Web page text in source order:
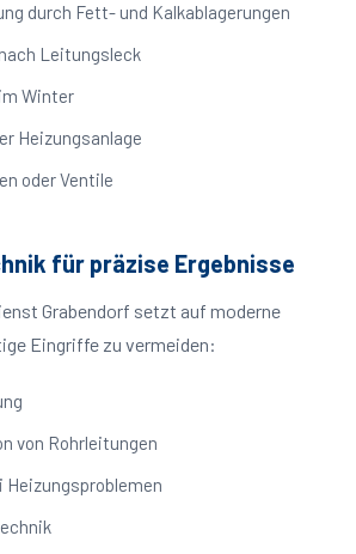
durch Fett- und Kalkablagerungen
Leitungsleck
Winter
Heizungsanlage
oder Ventile
für präzise Ergebnisse
Grabendorf setzt auf moderne
Eingriffe zu vermeiden:
von Rohrleitungen